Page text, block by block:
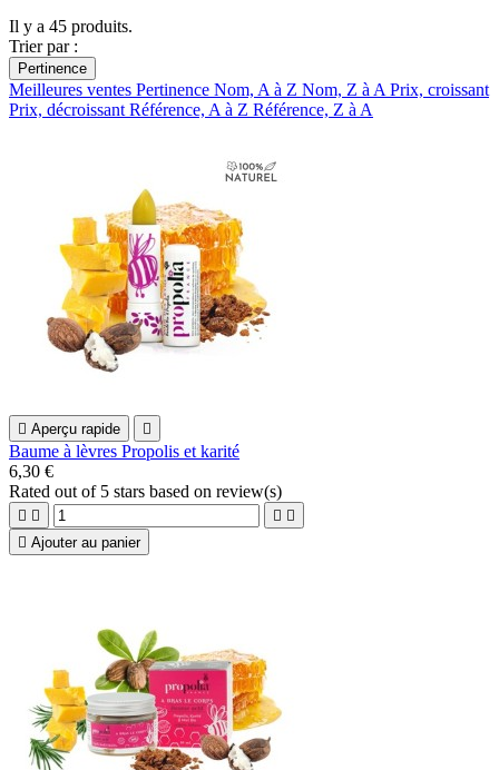
Il y a 45 produits.
Trier par :
Pertinence
Meilleures ventes Pertinence Nom, A à Z Nom, Z à A Prix, croissant
Prix, décroissant Référence, A à Z Référence, Z à A
 Aperçu rapide 
Baume à lèvres Propolis et karité
6,30 €
Rated out of 5 stars based on review(s)
   
 Ajouter au panier